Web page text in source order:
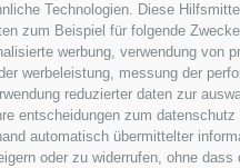
Technologien. Diese
zum Beispiel für folgende
werbung, verwendung
werbeleistung, messung der
reduzierter daten zur
entscheidungen zum
automatisch übermittelter
oder zu widerrufen, ohne
Videos &
Unsere
Gruppen
Wipptal